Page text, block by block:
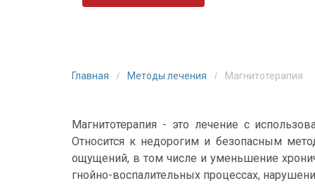
Главная Методы лечения Магнитотерапия
Магнитотерапия - это лечение с
Относится к недорогим и безопасным
ощущений, в том числе и уменьшение
гнойно-воспалительных процессах,